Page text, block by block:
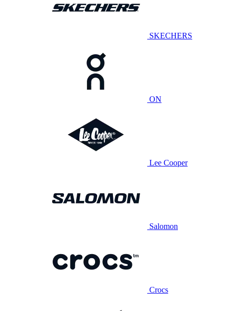
SKECHERS
ON
Lee Cooper
Salomon
Crocs